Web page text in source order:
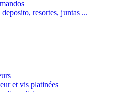
deposito, resortes, juntas ...
et vis platinées